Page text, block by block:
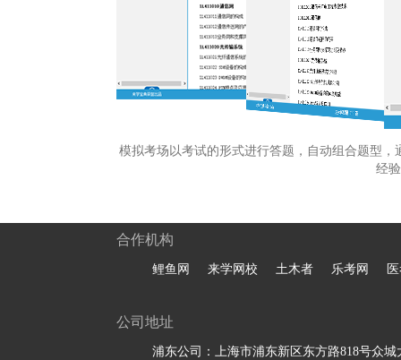
模拟考场以考试的形式进行答题，自动组合题型
经
合作机构
鲤鱼网 来学网校 土木者 乐考网
公司地址
浦东公司：上海市浦东新区东方路818号众城